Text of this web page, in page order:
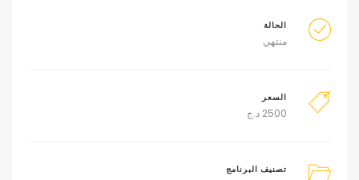
الحالة
منتهي
السعر
2500 د.ج
تصنيف البرنامج